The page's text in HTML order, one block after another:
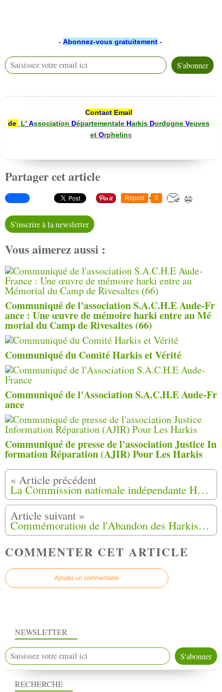
- Abonnez-vous gratuitement -
Contact Email
de
L' Association DépartementaleHarkis DordogneVeuves
et Orphelins
Partager cet article
Repost 0
S'inscrire à la newsletter
Vous aimerez aussi :
Communiqué de l'association S.A.C.H.E Aude-Fr
ance : Une œuvre de mémoire harki entre au Mé
morial du Camp de Rivesaltes (66)
Communiqué du Comité Harkis et Vérité
Communiqué de l'Association S.A.C.H.E Aude-Fr
ance
Communiqué de presse de l'association Justice In
formation Réparation (AJIR) Pour Les Harkis
La Commission nationale indépendante Harkis (CNIH) valide les indemnisations du 16 mai 2024
Commémoration de l'Abandon des Harkis à la Cavalerie (12)
COMMENTER CET ARTICLE
Ajouter un commentaire
NEWSLETTER
RECHERCHE